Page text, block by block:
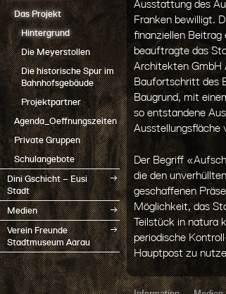
Das Projekt
Hintergrund
Die Meyerstollen
Die historische Spur im
Bahnhofsgebäude
Projektpartner
Agenda_Oeffnungszeiten
Private Gruppen
Schulangebote
Dini Gschicht – Eusi
Stadt
Medien
Verein Freunde
Stadtmuseum Aarau
Ausstattung des
Franken bewilligt.
finanziellen Beitrag
beauftragte das
Architekten GmbH
Baufortschritt des
Baugrund, mit
so entstandene
Ausstellungsfläche
Der Begriff
die den
geschaffenen
Möglichkeit, das
Teilstück in natura
periodische
Hauptpost zu